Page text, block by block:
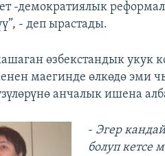
-демократиялык
- деп ырастады.
өзбекстандык укук
маегинде өлкөдө
анчалык ишена
- Эгер
болуп